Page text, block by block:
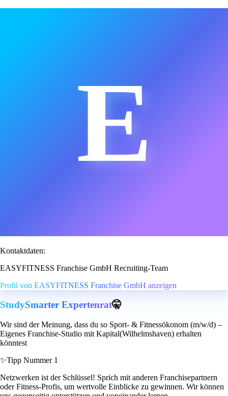
E
Kontaktdaten:
EASYFITNESS Franchise GmbH Recruiting-Team
Profil von EASYFITNESS Franchise GmbH anzeigen
StudySmarter Expertenrat🤫
Wir sind der Meinung, dass du so Sport- & Fitnessökonom (m/w/d) –
Eigenes Franchise-Studio mit Kapital(Wilhelmshaven) erhalten
könntest
✨Tipp Nummer 1
Netzwerken ist der Schlüssel! Sprich mit anderen Franchisepartnern
oder Fitness-Profis, um wertvolle Einblicke zu gewinnen. Wir können